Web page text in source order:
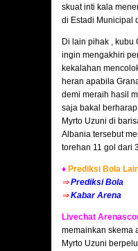
skuat inti kala
di Estadi Municipal
Di lain pihak , kubu
ingin mengakhiri
kekalahan
heran apabila
demi meraih hasil
saja bakal
Myrto Uzuni di
Albania tersebut
torehan 11 gol dari
♦ Prediksi Bola
⇒ Prediksi Bola
⇒ Kabar Arena
Livechat
memainkan skema
Myrto Uzuni